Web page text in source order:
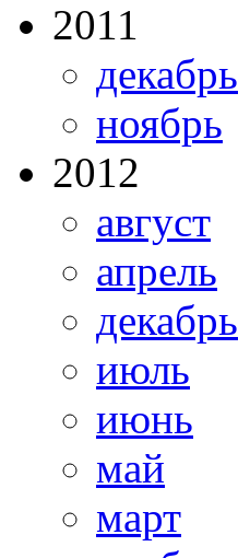
2011
декабрь
ноябрь
2012
август
апрель
декабрь
июль
июнь
май
март